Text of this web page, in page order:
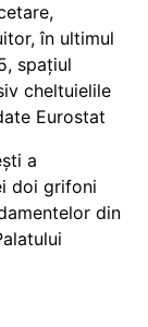
în ultimul
spațiul
cheltuielile
Eurostat
a
doi grifoni
din